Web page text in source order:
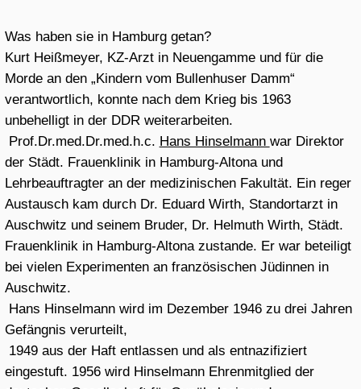
Meister Bertram, um 1390, Christus vor Pilatus
Pontius Pilatus wäscht seine Hände, unbekannter Künstler